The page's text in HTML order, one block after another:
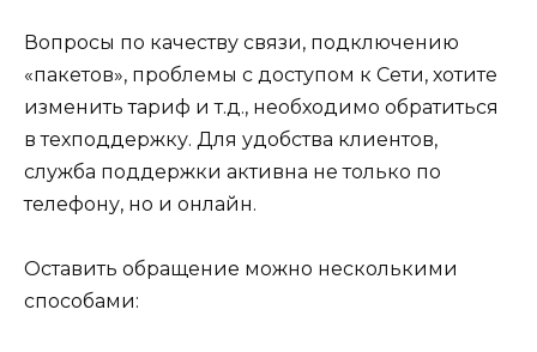
Вопросы по качеству связи, подключению
«пакетов», проблемы с доступом к Сети, хотите
изменить тариф и т.д., необходимо обратиться
в техподдержку. Для удобства клиентов,
служба поддержки активна не только по
телефону, но и онлайн.
Оставить обращение можно несколькими
способами: